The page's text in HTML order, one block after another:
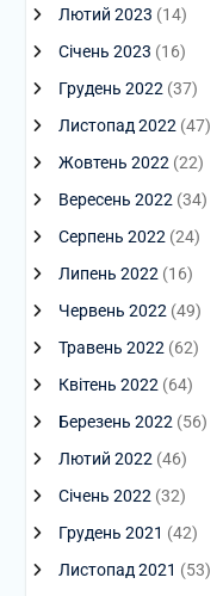
Лютий 2023 (14)
Січень 2023 (16)
Грудень 2022 (37)
Листопад 2022 (47)
Жовтень 2022 (22)
Вересень 2022 (34)
Серпень 2022 (24)
Липень 2022 (16)
Червень 2022 (49)
Травень 2022 (62)
Квітень 2022 (64)
Березень 2022 (56)
Лютий 2022 (46)
Січень 2022 (32)
Грудень 2021 (42)
Листопад 2021 (53)